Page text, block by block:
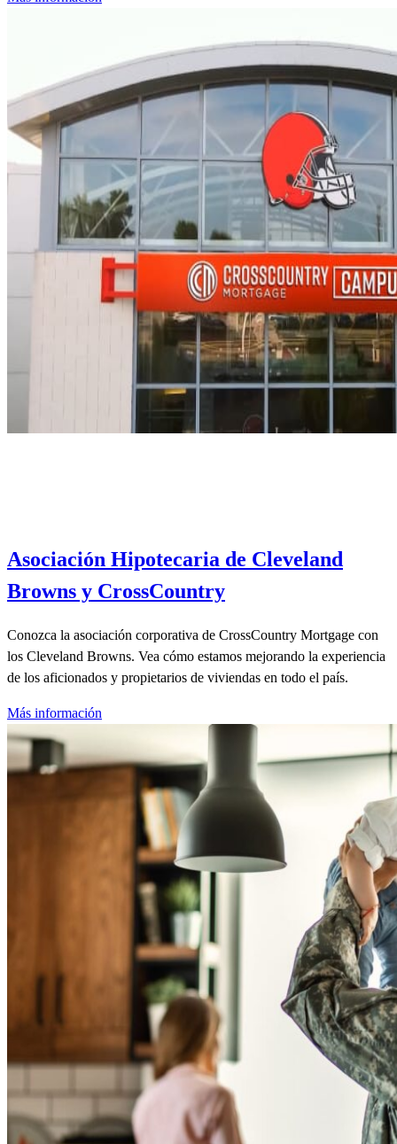
Asociación Hipotecaria de Cleveland
Browns y CrossCountry
Conozca la asociación corporativa de CrossCountry Mortgage con
los Cleveland Browns. Vea cómo estamos mejorando la experiencia
de los aficionados y propietarios de viviendas en todo el país.
Más información